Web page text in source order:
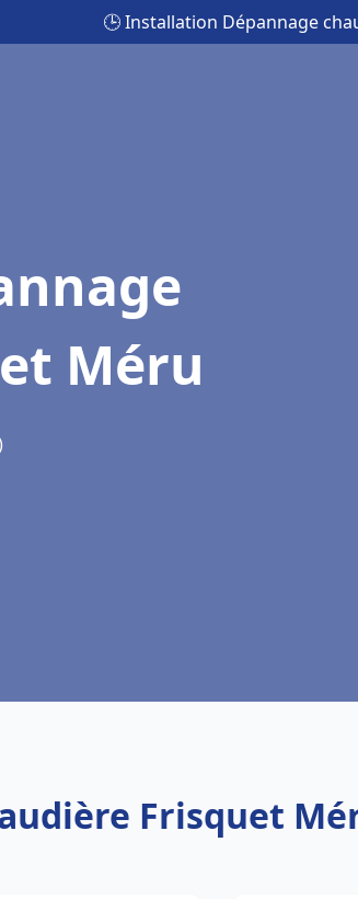
🕒 Installation Dépannage
Méru
Frisquet